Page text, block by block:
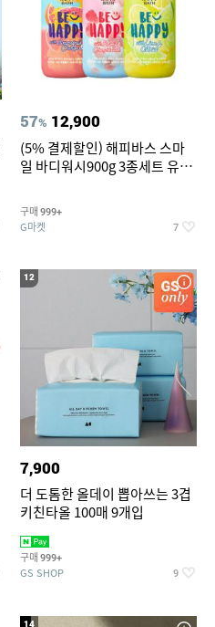
57% 12,900
(5% 결제할인) 해피바스 스마
일 바디워시900g 3종세트 유
구매 999+
G마켓 7
12
7,900
더 도톰한 올데이 뽑아쓰는 3겹
키친타올 100매 9개입
구매 999+
GS SHOP 9
14